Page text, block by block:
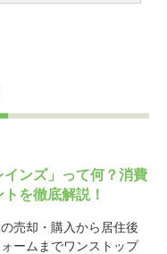
ンズ」って何？消費
を徹底解説！
売却・購入から居住後
ームまでワンストップ